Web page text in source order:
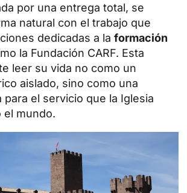
por una entrega total, se
natural con el trabajo que
dedicadas a la formación
la Fundación CARF. Esta
leer su vida no como un
aislado, sino como una
para el servicio que la Iglesia
el mundo.